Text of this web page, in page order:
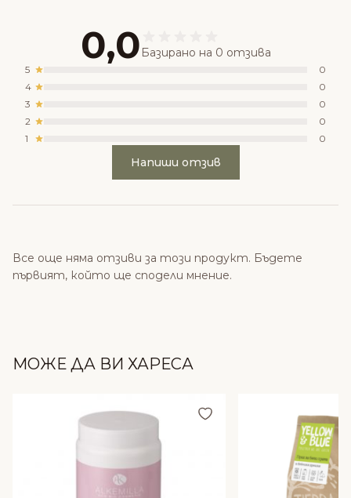
0,0 Базирано на 0 отзива
5
0
4
0
3
0
2
0
1
0
Напиши отзив
Все още няма отзиви за този продукт. Бъдете
първият, който ще сподели мнение.
МОЖЕ ДА ВИ ХАРЕСА
Добави в любими